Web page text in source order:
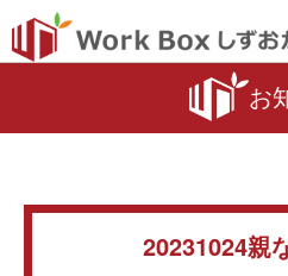
お
20231024親